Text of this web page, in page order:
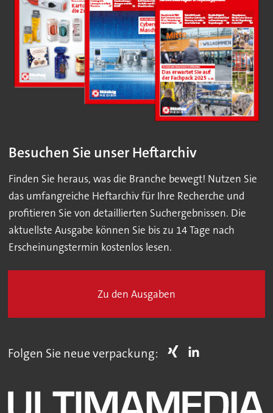
Besuchen Sie unser Heftarchiv
Finden Sie heraus, was die Branche bewegt! Nutzen Sie
das umfangreiche Heftarchiv für Ihre Recherche und
profitieren Sie von detaillierten Suchergebnissen. Die
aktuellste Ausgabe können Sie bis zu 14 Tage nach
Erscheinungstermin kostenlos lesen.
Zu den Ausgaben
Folgen Sie neue verpackung: